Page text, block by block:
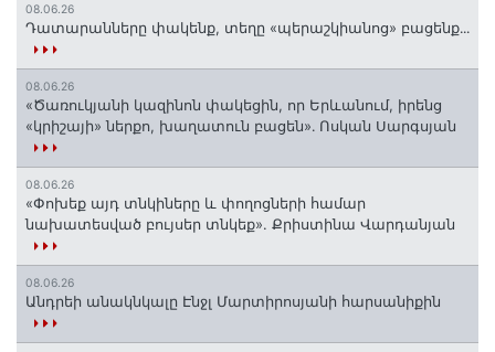
08.06.26
Դատարանները փակենք, տեղը «պերաշկիանոց» բացենք․․․
08.06.26
«Ծառուկյանի կազինոն փակեցին, որ Երևանում, իրենց
«կրիշայի» ներքո, խաղատուն բացեն»․ Ոսկան Սարգսյան
08.06.26
«Փոխեք այդ տնկիները և փողոցների համար
նախատեսված բույսեր տնկեք». Քրիստինա Վարդանյան
08.06.26
Անդրեի անակնկալը Էնջլ Մարտիրոսյանի հարսանիքին